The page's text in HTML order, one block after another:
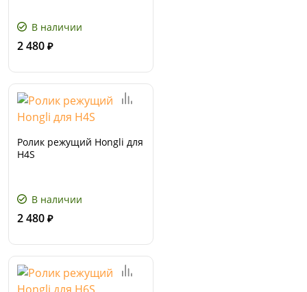
В наличии
2 480 ₽
Ролик режущий Hongli для
H4S
В наличии
2 480 ₽